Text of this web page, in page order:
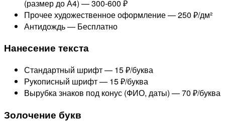
(размер до А4) —300-600 ₽
Прочее художественное оформление —250 ₽/дм²
Антидождь — Бесплатно
Нанесение текста
Стандартный шрифт — 15 ₽/буква
Рукописный шрифт — 15 ₽/буква
Вырубка знаков под конус (ФИО, даты) —70 ₽/буква
Золочение букв